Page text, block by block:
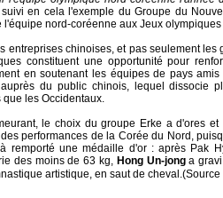
en cela l'exemple du Groupe du
nord-coréenne aux Jeux olympiques
entreprises chinoises, et pas seulement
constituent une opportunité pour
en soutenant les équipes de pays
du public chinois, lequel dissocie
que les Occidentaux.
le choix du groupe Erke a d'ores
performances de la Corée du Nord,
remporté une médaille d'or : après Pak
des moins de 63 kg, Hong Un-jonga gravi
artistique, en saut de